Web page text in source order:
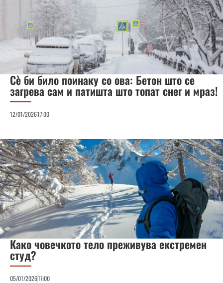
Сè би било поинаку со ова: Бетон што се
загрева сам и патишта што топат снег и мраз!
12/01/202617:00
Како човечкото тело преживува екстремен
студ?
05/01/202617:00